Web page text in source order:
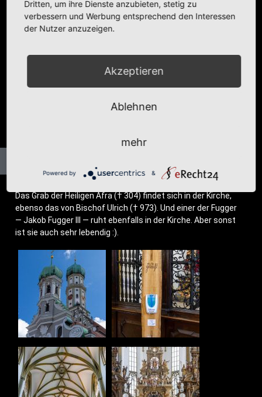
Das Grab der Hei­li­gen Afra († 304) fin­det sich in der Kir­che,
eben­so das von Bischof Ulrich († 973). Und einer der Fug­ger
— Jakob Fug­ger III — ruht eben­falls in der Kir­che. Aber sonst
ist sie auch sehr lebendig :).
Dritten, um ihre Dienste anzubieten, stetig zu
verbessern und Werbung entsprechend den Interessen
der Nutzer anzuzeigen.
Akzeptieren
Ablehnen
mehr
Powered by &